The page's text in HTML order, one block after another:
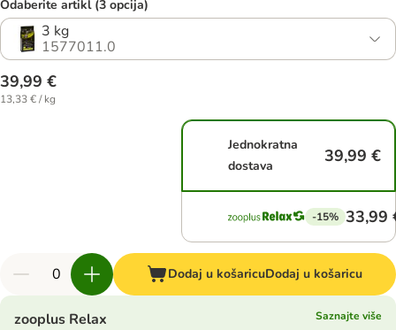
Odaberite artikl (3 opcija)
3 kg
1577011.0
39,99 €
13,33 € / kg
Jednokratna
dostava
39,99 €
-15% 33,99
Dodaj u košaricuDodaj u košaricu
zooplus Relax
Saznajte više